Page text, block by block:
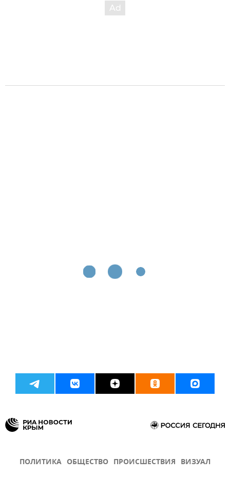
ПОЛИТИКА ОБЩЕСТВО ПРОИСШЕСТВИЯ ВИЗУАЛ